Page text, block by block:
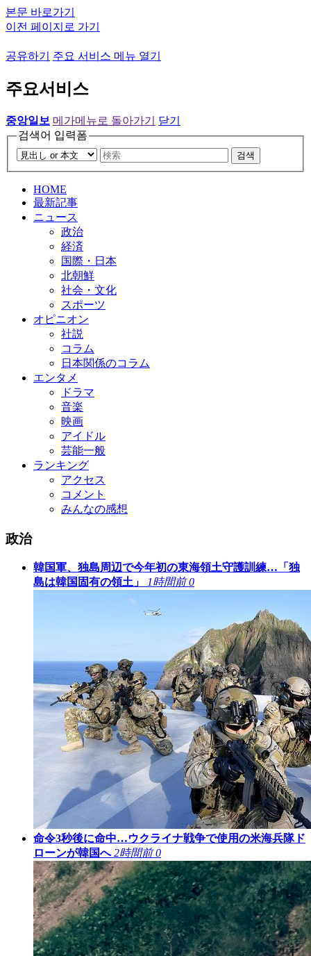
본문 바로가기
이전 페이지로 가기
공유하기 주요 서비스 메뉴 열기
주요서비스
중앙일보 메가메뉴로 돌아가기
닫기
검색어 입력폼
검색
HOME
最新記事
ニュース
政治
経済
国際・日本
北朝鮮
社会・文化
スポーツ
オピニオン
社説
コラム
日本関係のコラム
エンタメ
ドラマ
音楽
映画
アイドル
芸能一般
ランキング
アクセス
コメント
みんなの感想
政治
韓国軍、独島周辺で今年初の東海領土守護訓練…「独
島は韓国固有の領土」
1時間前 0
命令3秒後に命中…ウクライナ戦争で使用の米海兵隊ド
ローンが韓国へ 2時間前 0